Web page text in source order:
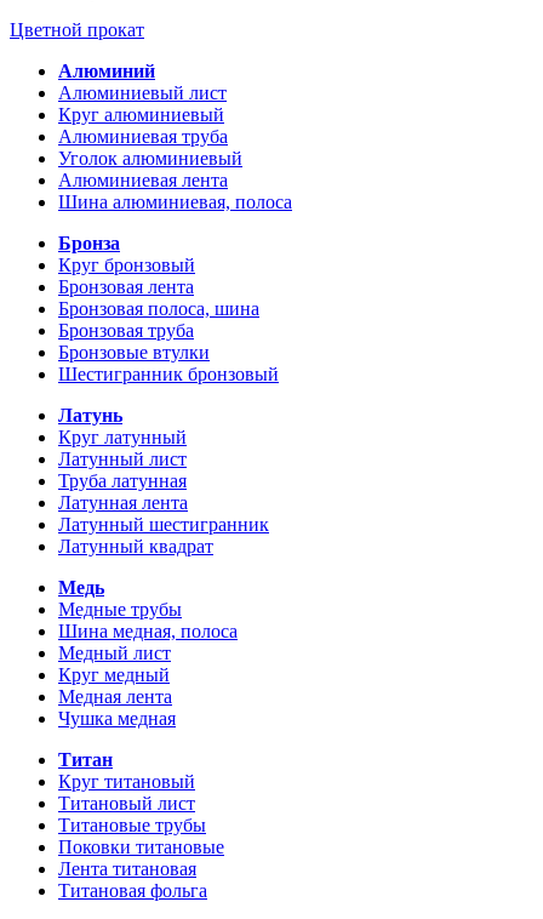
Цветной прокат
Алюминий
Алюминиевый лист
Круг алюминиевый
Алюминиевая труба
Уголок алюминиевый
Алюминиевая лента
Шина алюминиевая, полоса
Бронза
Круг бронзовый
Бронзовая лента
Бронзовая полоса, шина
Бронзовая труба
Бронзовые втулки
Шестигранник бронзовый
Латунь
Круг латунный
Латунный лист
Труба латунная
Латунная лента
Латунный шестигранник
Латунный квадрат
Медь
Медные трубы
Шина медная, полоса
Медный лист
Круг медный
Медная лента
Чушка медная
Титан
Круг титановый
Титановый лист
Титановые трубы
Поковки титановые
Лента титановая
Титановая фольга